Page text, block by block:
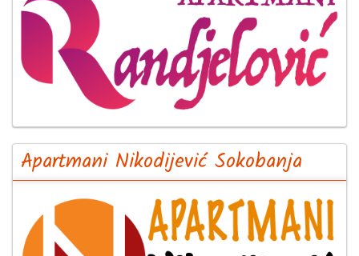
Apartmani Nikodijević Sokobanja